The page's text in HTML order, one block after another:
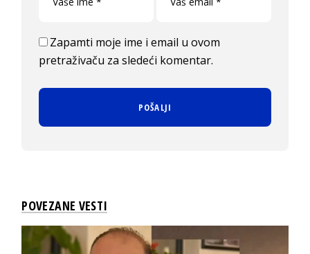
Zapamti moje ime i email u ovom
pretraživaču za sledeći komentar.
POVEZANE VESTI